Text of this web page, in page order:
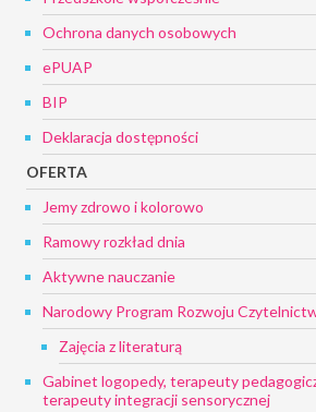
Ochrona danych osobowych
ePUAP
BIP
Deklaracja dostępności
OFERTA
Jemy zdrowo i kolorowo
Ramowy rozkład dnia
Aktywne nauczanie
Narodowy Program Rozwoju
Zajęcia z literaturą
Gabinet logopedy, terapeuty
terapeuty integracji sensorycznej